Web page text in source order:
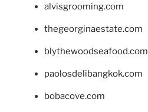
alvisgrooming.com
thegeorginaestate.com
blythewoodseafood.com
paolosdelibangkok.com
bobacove.com